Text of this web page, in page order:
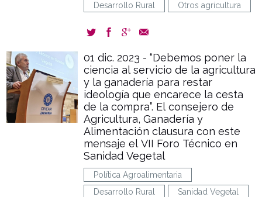
Desarrollo Rural
Otros agricultura
01 dic. 2023 - “Debemos poner la
ciencia al servicio de la agricultura
y la ganadería para restar
ideología que encarece la cesta
de la compra”. El consejero de
Agricultura, Ganadería y
Alimentación clausura con este
mensaje el VII Foro Técnico en
Sanidad Vegetal
Política Agroalimentaria
Desarrollo Rural
Sanidad Vegetal